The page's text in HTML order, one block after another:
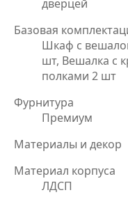
дверцей
Базовая
Шкаф с
шт, Вешалка с
полками 2 шт
Фурнитура
Премиум
Материалы и декор
Материал корпуса
ЛДСП